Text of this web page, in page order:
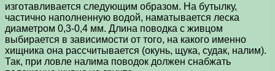
изготавливается следующим образом. На бутылку,
частично наполненную водой, наматывается леска
диаметром 0,3-0,4 мм. Длина поводка с живцом
выбирается в зависимости от того, на какого именно
хищника она рассчитывается (окунь, щука, судак, налим).
Так, при ловле налима поводок должен снабжать